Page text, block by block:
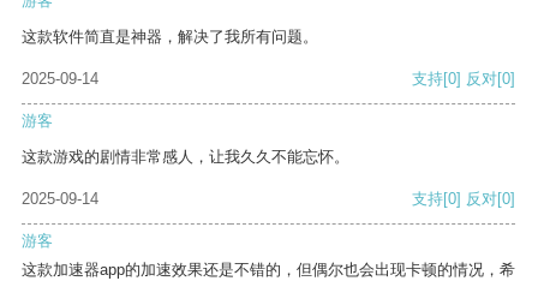
这款软件简直是神器，解决了我所有问题。
2025-09-14 支持[0] 反对[0]
游客
这款游戏的剧情非常感人，让我久久不能忘怀。
2025-09-14 支持[0] 反对[0]
游客
这款加速器app的加速效果还是不错的，但偶尔也会出现卡顿的情况，希